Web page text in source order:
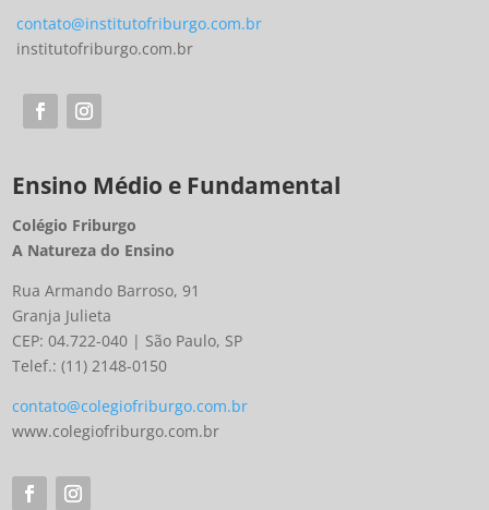
contato@institutofriburgo.com.br
institutofriburgo.com.br
Ensino Médio e Fundamental
Colégio Friburgo
A Natureza do Ensino
Rua Armando Barroso, 91
Granja Julieta
CEP: 04.722-040 | São Paulo, SP
Telef.: (11) 2148-0150
contato@colegiofriburgo.com.br
www.colegiofriburgo.com.br